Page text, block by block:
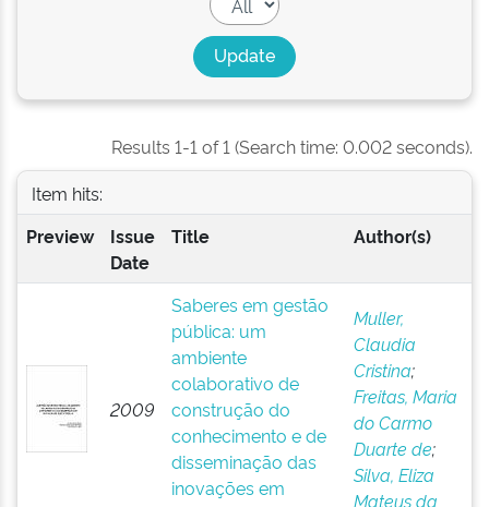
Results 1-1 of 1 (Search time: 0.002 seconds).
Item hits:
Preview
Issue
Date
Title Author(s)
2009
Saberes em gestão
pública: um
ambiente
colaborativo de
construção do
conhecimento e de
disseminação das
inovações em
Muller,
Claudia
Cristina;
Freitas, Maria
do Carmo
Duarte de;
Silva, Eliza
Mateus da